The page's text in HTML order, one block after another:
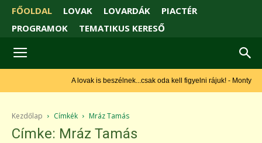
FŐOLDAL LOVAK LOVARDÁK
PIACTÉR
PROGRAMOK
TEMATIKUS KERESŐ
A lovak is beszélnek...csak oda kell figyelni rájuk! - Monty Roberts
Kezdőlap Címkék Mráz Tamás
Címke: Mráz Tamás